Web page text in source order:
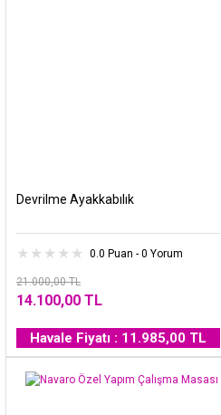
Devrilme Ayakkabılık
0.0 Puan - 0 Yorum
21.000,00 TL
14.100,00 TL
Havale Fiyatı : 11.985,00 TL